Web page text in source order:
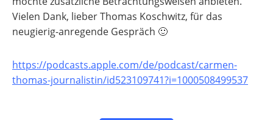
Vielen Dank, lieber Thomas Koschwitz, für das
neugierig-anregende Gespräch 🙂
https://podcasts.apple.com/de/podcast/carmen-
thomas-journalistin/id523109741?i=1000508499537